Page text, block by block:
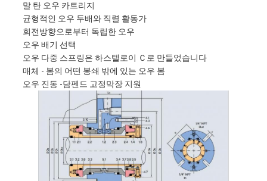
PRIVACY
POLICY
말 탄 오우 카트리지
균형적인 오우 두배와 직렬 활동가
회전방향으로부터 독립한 오우
오우 배기 선택
오우 다중 스프링은 하스텔로이 Ｃ로 만들었습니다
매체 - 봄의 어떤 봉쇄 밖에 있는 오우 봄
오우 진동 -담펜드 고정막장 지원